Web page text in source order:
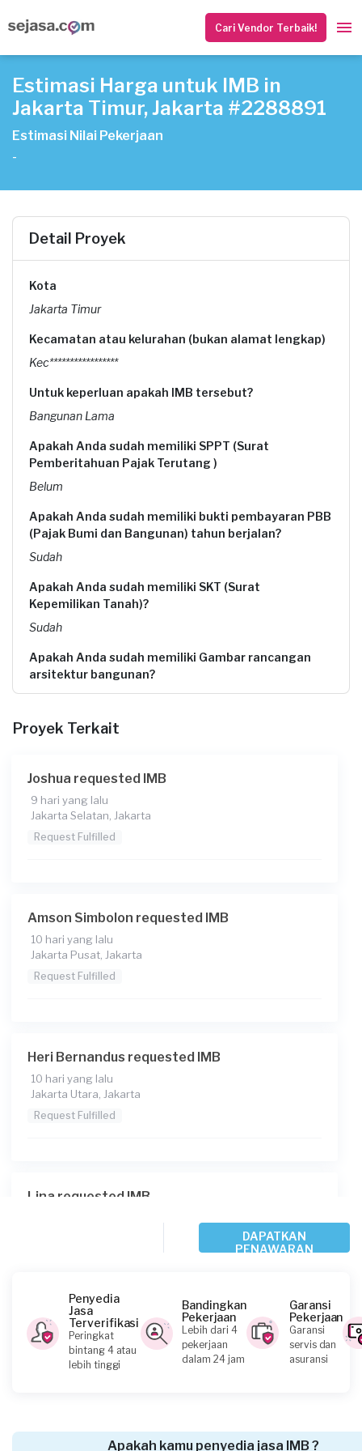
Cari Vendor Terbaik!
Estimasi Harga untuk IMB in
Jakarta Timur, Jakarta #2288891
Estimasi Nilai Pekerjaan
-
Detail Proyek
Kota
Jakarta Timur
Kecamatan atau kelurahan (bukan alamat lengkap)
Kec*****************
Untuk keperluan apakah IMB tersebut?
Bangunan Lama
Apakah Anda sudah memiliki SPPT (Surat
Pemberitahuan Pajak Terutang )
Belum
Apakah Anda sudah memiliki bukti pembayaran PBB
(Pajak Bumi dan Bangunan) tahun berjalan?
Sudah
Apakah Anda sudah memiliki SKT (Surat
Kepemilikan Tanah)?
Sudah
Apakah Anda sudah memiliki Gambar rancangan
arsitektur bangunan?
Belum
Apakah Anda sudah memiliki Gambar konstruksi
Kapan Anda membutuhkan layanan?
17-01-2025
Proyek Terkait
Joshua requested IMB
9 hari yang lalu
Jakarta Selatan, Jakarta
Request Fulfilled
Amson Simbolon requested IMB
10 hari yang lalu
Jakarta Pusat, Jakarta
Request Fulfilled
Heri Bernandus requested IMB
10 hari yang lalu
Jakarta Utara, Jakarta
Request Fulfilled
Lina requested IMB
Andre Dharma requested IMB
12 bulan yang lalu
Jakarta Selatan, Jakarta
DAPATKAN
PENAWARAN
Penyedia
Jasa
Terverifikasi
Peringkat
bintang 4 atau
lebih tinggi
Bandingkan
Pekerjaan
Lebih dari 4
pekerjaan
dalam 24 jam
Garansi
Pekerjaan
Garansi
servis dan
asuransi
Apakah kamu penyedia jasa IMB ?